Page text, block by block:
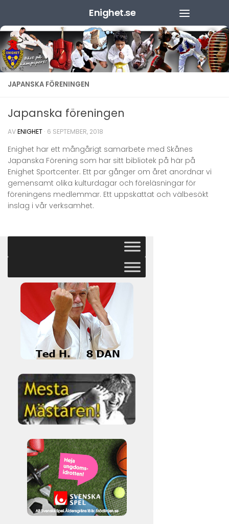
Enighet.se
JAPANSKA FÖRENINGEN
Japanska föreningen
AVENIGHET · 6 SEPTEMBER, 2018
Enighet har ett mångårigt samarbete med Skånes
Japanska Förening som har sitt bibliotek på här på
Enighet Sportcenter. Ett par gånger om året anordnar vi
gemensamt olika kulturdagar och föreläsningar för
föreningens medlemmar. Ett uppskattat och välbesökt
inslag i vår verksamhet.